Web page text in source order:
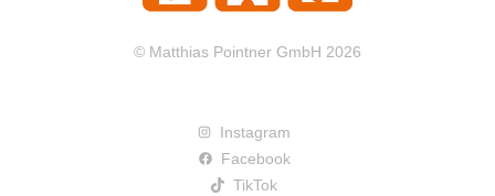
© Matthias Pointner GmbH 2026
Instagram
Facebook
TikTok